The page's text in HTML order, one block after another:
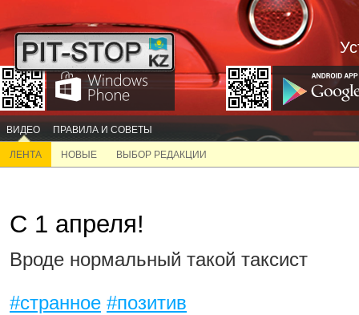
ВИДЕО ПРАВИЛА И СОВЕТЫ
ЛЕНТА НОВЫЕ ВЫБОР РЕДАКЦИИ
С 1 апреля!
Вроде нормальный такой таксист
#странное #позитив